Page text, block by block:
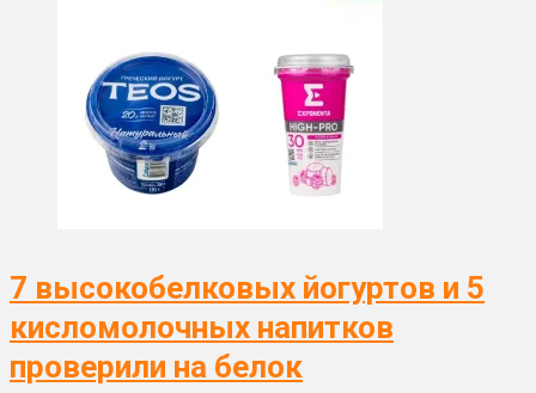
7 высокобелковых йогуртов и 5
кисломолочных напитков
проверили на белок